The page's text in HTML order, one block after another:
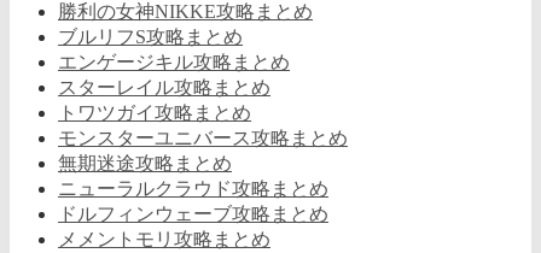
勝利の女神NIKKE攻略まとめ
ブルリフS攻略まとめ
エンゲージキル攻略まとめ
スターレイル攻略まとめ
トワツガイ攻略まとめ
モンスターユニバース攻略まとめ
無期迷途攻略まとめ
ニューラルクラウド攻略まとめ
ドルフィンウェーブ攻略まとめ
メメントモリ攻略まとめ